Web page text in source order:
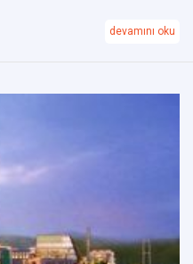
devamını oku